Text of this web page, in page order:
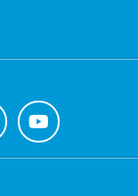
Ga
naar
Youtube